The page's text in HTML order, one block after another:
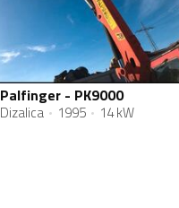
Palfinger - PK9000
Dizalica 1995 14 kW